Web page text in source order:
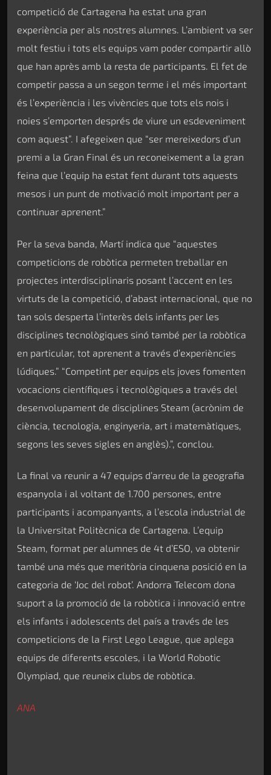
competició de Cartagena ha estat una gran
experiència per als nostres alumnes. L’ambient va ser
molt festiu i tots els equips vam poder compartir allò
que han après amb la resta de participants. El fet de
competir passa a un segon terme i el més important
és l’experiència i les vivències que tots els nois i
noies s’emporten després de viure un esdeveniment
com aquest”. I afegeixen que “ser mereixedors d’un
premi a la Gran Final és un reconeixement a la gran
feina que l’equip ha estat fent durant tots aquests
mesos i un punt de motivació molt important per a
continuar aprenent.”
Per la seva banda, Martí indica que “aquestes
competicions de robòtica permeten treballar en
projectes interdisciplinaris posant l’accent en les
virtuts de la competició, d’abast internacional, que no
tan sols desperta l’interès dels infants per les
disciplines tecnològiques sinó també per la robòtica
en particular, tot aprenent a través d’experiències
lúdiques.” “Competint per equips els joves fomenten
vocacions científiques i tecnològiques a través del
desenvolupament de disciplines Steam (acrònim de
ciència, tecnologia, enginyeria, art i matemàtiques,
segons les seves sigles en anglès).”, conclou.
La final va reunir a 47 equips d’arreu de la geografia
espanyola i al voltant de 1.700 persones, entre
participants i acompanyants, a l’escola industrial de
la Universitat Politècnica de Cartagena. L’equip
Steam, format per alumnes de 4t d’ESO, va obtenir
també una més que meritòria cinquena posició en la
categoria de ‘Joc del robot’. Andorra Telecom dona
suport a la promoció de la robòtica i innovació entre
els infants i adolescents del país a través de les
competicions de la First Lego League, que aplega
equips de diferents escoles, i la World Robotic
Olympiad, que reuneix clubs de robòtica.
ANA